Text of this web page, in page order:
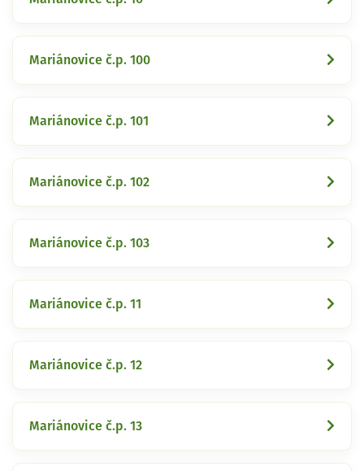
Mariánovice č.p. 100
Mariánovice č.p. 101
Mariánovice č.p. 102
Mariánovice č.p. 103
Mariánovice č.p. 11
Mariánovice č.p. 12
Mariánovice č.p. 13